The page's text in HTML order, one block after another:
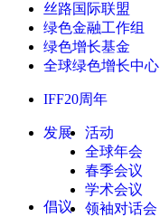
丝路国际联盟
绿色金融工作组
绿色增长基金
全球绿色增长中心
IFF20周年
发展
倡议
活动
全球年会
春季会议
学术会议
领袖对话会